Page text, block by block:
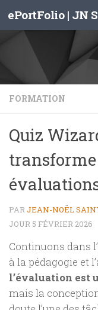
Skip to content
ePortFolio | JN
FORMATION
Quiz
PARJEAN-NOËL
JOUR 5 FÉVRIER 2026
Continuons dans
à la pédagogie et
l’évaluation est
mais la